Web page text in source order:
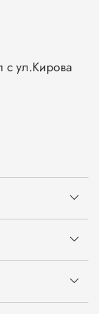
с ул.Кирова